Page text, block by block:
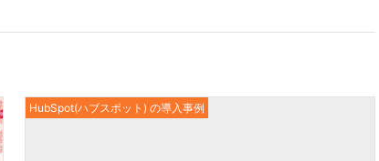
HubSpot(ハブスポット) の導入事例